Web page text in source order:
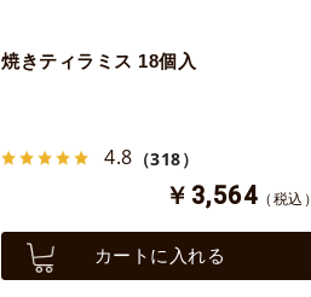
焼きティラミス 18個入
4.8 （318）
￥3,564 （税込）
カートに入れる